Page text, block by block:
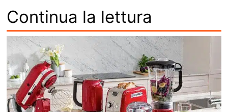
Continua la lettura